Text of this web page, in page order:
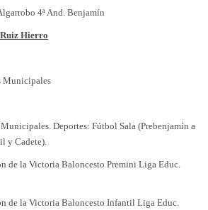
4ª And. Benjamín
Hierro
Municipales
Deportes: Fútbol Sala (Prebenjamín a
y Cadete).
de la Victoria Baloncesto Premini Liga Educ.
de la Victoria Baloncesto Infantil Liga Educ.